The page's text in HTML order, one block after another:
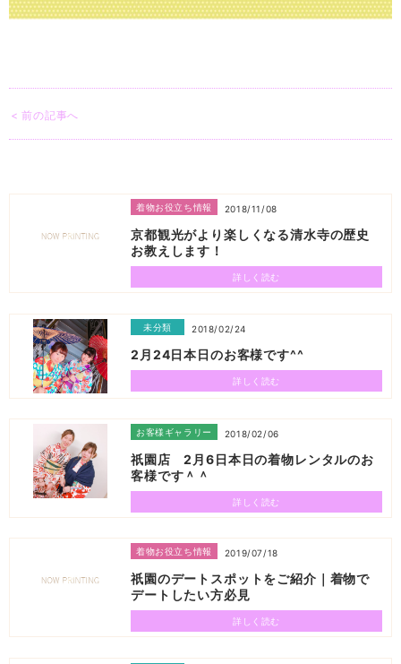
< 前の記事へ
着物お役立ち情報 2018/11/08
京都観光がより楽しくなる清水寺の歴史
お教えします！
詳しく読む
未分類 2018/02/24
2月24日本日のお客様です^^
詳しく読む
お客様ギャラリー 2018/02/06
祇園店 2月6日本日の着物レンタルのお
客様です＾＾
詳しく読む
着物お役立ち情報 2019/07/18
祇園のデートスポットをご紹介｜着物で
デートしたい方必見
詳しく読む